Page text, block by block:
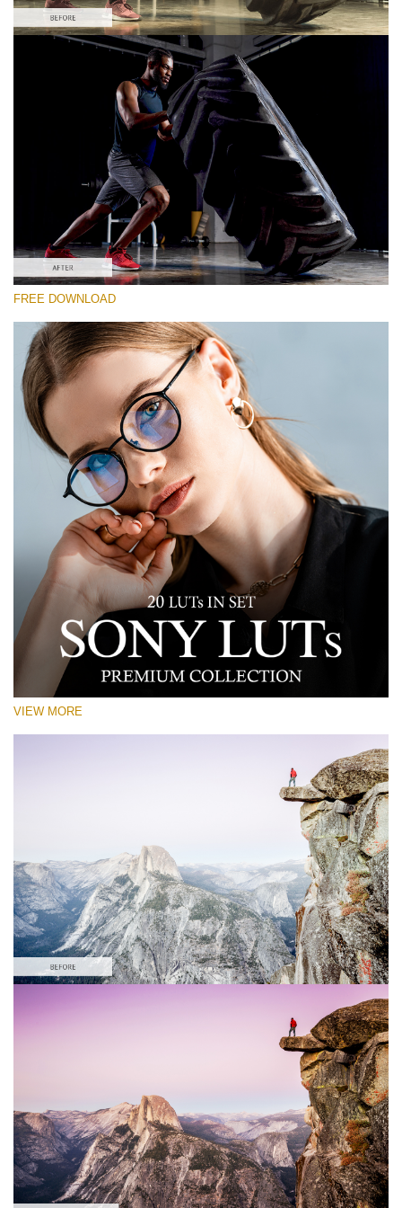
Please select
Free Vintage LUT #2
Premium Sony LUTs
Must-Have Collection (160 LUTs)
Entire Collection (260 LUTs)
Free download
FREE DOWNLOAD
VIEW MORE